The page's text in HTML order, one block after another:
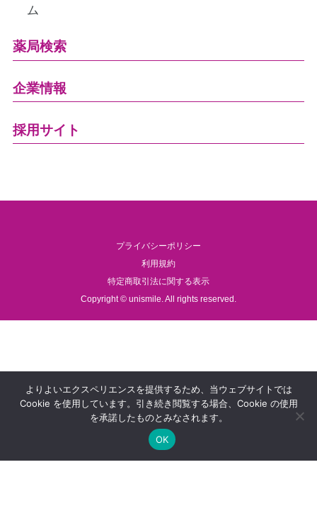
ム
薬局検索
企業情報
採用サイト
プライバシーポリシー
利用規約
特定商取引法に関する表示
Copyright © unismile. All rights reserved.
よりよいエクスペリエンスを提供するため、当ウェブサイトでは
Cookie を使用しています。引き続き閲覧する場合、Cookie の使用
を承諾したものとみなされます。
OK